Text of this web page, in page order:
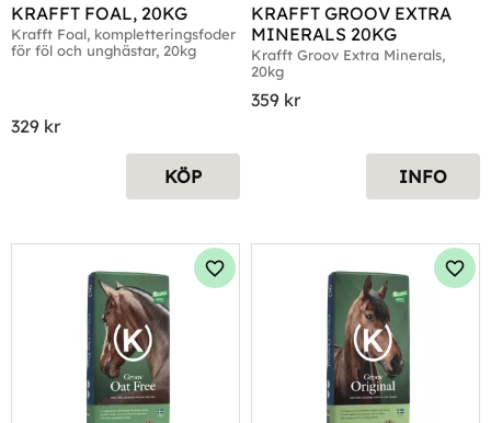
KRAFFT FOAL, 20KG
Krafft Foal, kompletteringsfoder
för föl och unghästar, 20kg
329 kr
KÖP
KRAFFT GROOV EXTRA
MINERALS 20KG
Krafft Groov Extra Minerals,
20kg
359 kr
INFO
Lägg till i favoriter